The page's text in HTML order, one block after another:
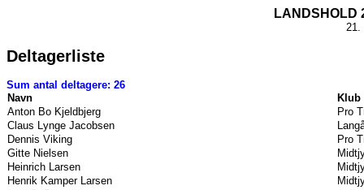
LANDSHOLD
21.
Deltagerliste
Sum antal deltagere: 26
Navn
Klub
Anton Bo Kjeldbjerg
Pro
Claus Lynge Jacobsen
Dennis Viking
Pro
Gitte Nielsen
Heinrich Larsen
Henrik Kamper Larsen